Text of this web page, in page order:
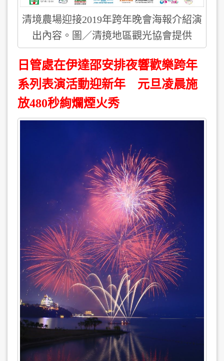
清境農場迎接2019年跨年晚會海報介紹演
出內容。圖／清摬地區觀光協會提供
日管處在伊達邵安排夜響歡樂跨年
系列表演活動迎新年 元旦凌晨施
放480秒絢爛煙火秀